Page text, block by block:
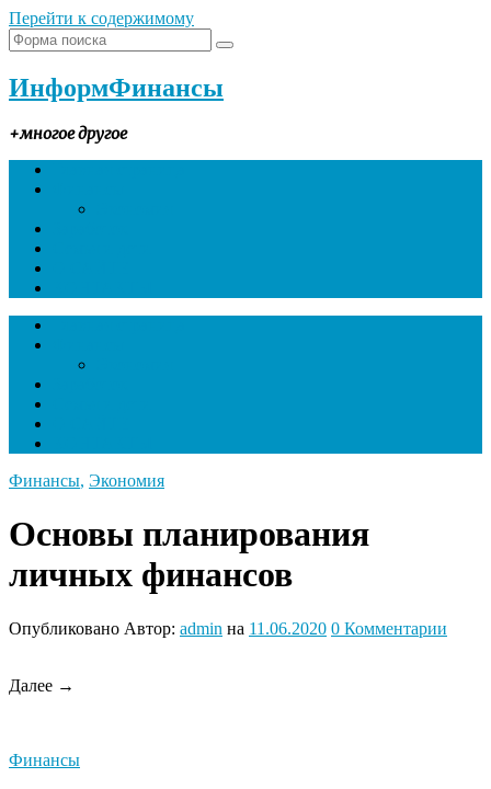
Перейти к содержимому
ИнформФинансы
+многое другое
Финансы, Экономия
Основы планирования
личных финансов
Опубликовано Автор: admin на 11.06.2020 0 Комментарии
Далее →
Финансы